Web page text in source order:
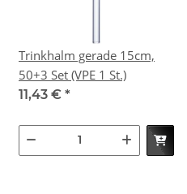
Trinkhalm gerade 15cm,
50+3 Set (VPE 1 St.)
11,43 € *